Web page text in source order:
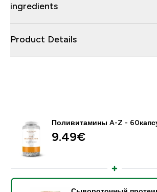
ingredients
Product Details
Поливитамины A-Z -
9.49€‎